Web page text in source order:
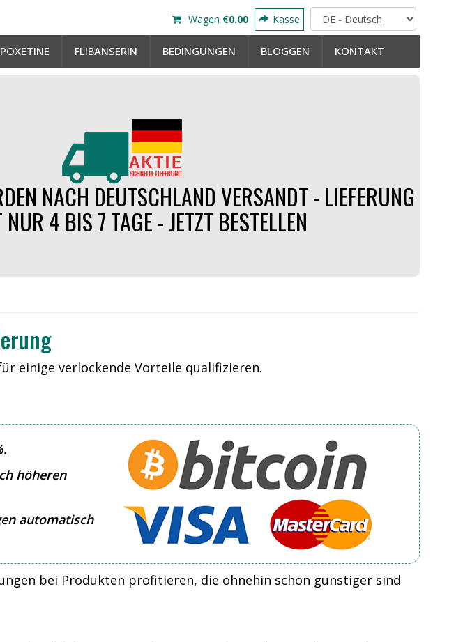
Wagen €0.00 Kasse
FLIBANSERIN BEDINGUNGEN BLOGGEN KONTAKT
NACH DEUTSCHLAND VERSANDT - LIEFERUNG
NUR 4 BIS 7 TAGE - JETZT BESTELLEN
einige verlockende Vorteile qualifizieren.
höheren
automatisch
bei Produkten profitieren, die ohnehin schon günstiger sind